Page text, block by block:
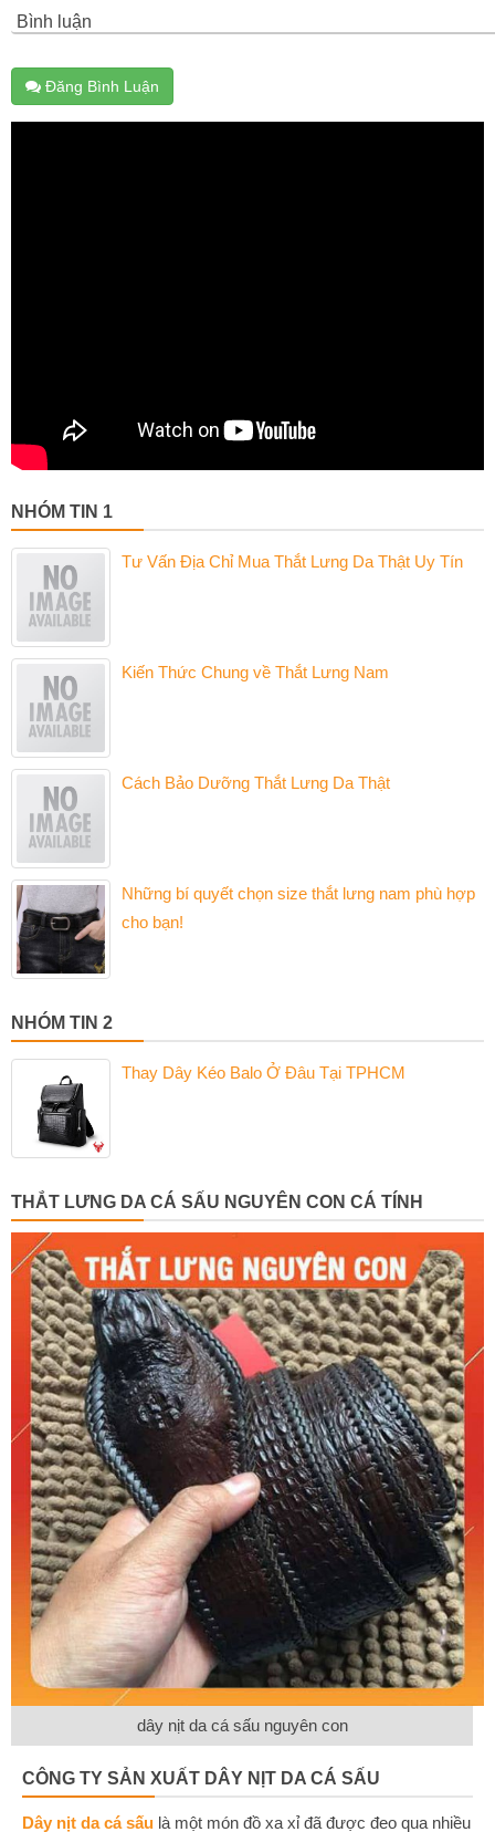
Bình luận
Đăng Bình Luận
NHÓM TIN 1
Tư Vấn Địa Chỉ Mua Thắt Lưng Da Thật Uy Tín
Kiến Thức Chung về Thắt Lưng Nam
Cách Bảo Dưỡng Thắt Lưng Da Thật
Những bí quyết chọn size thắt lưng nam phù hợp
cho bạn!
NHÓM TIN 2
Thay Dây Kéo Balo Ở Đâu Tại TPHCM
THẮT LƯNG DA CÁ SẤU NGUYÊN CON CÁ TÍNH
dây nịt da cá sấu nguyên con
CÔNG TY SẢN XUẤT DÂY NỊT DA CÁ SẤU
Dây nịt da cá sấu là một món đồ xa xỉ đã được đeo qua nhiều